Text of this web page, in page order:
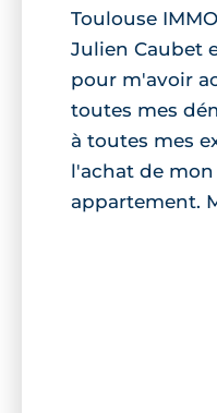
Toulouse
Julien Caubet
pour m'avoir
toutes mes
à toutes mes
l'achat de
appartement.